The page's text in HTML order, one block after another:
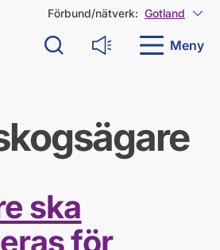
Förbund/nätverk: Gotland
Sök Läs upp Meny
ska
för